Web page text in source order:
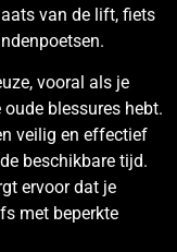
van de lift, fiets
vooral als je
blessures hebt.
veilig en effectief
beschikbare tijd.
ervoor dat je
met beperkte